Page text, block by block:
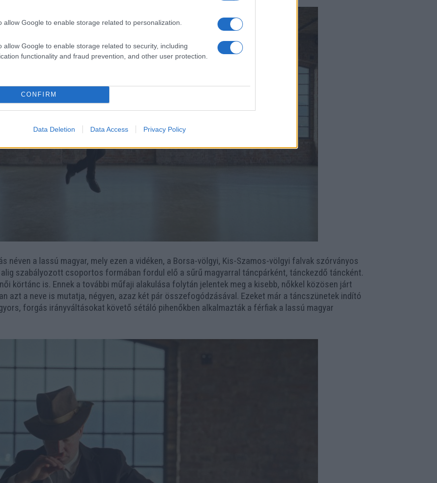
allow Google to enable storage related to personalization.
allow Google to enable storage related to security, including
functionality and fraud prevention, and other user protection.
CONFIRM
Data Deletion Data Access Privacy Policy
néven a lassú magyar, mely ezen a vidéken, a Borsa-völgyi, Kis-Szamos-völgyi falvak szórványos
szabályozott csoportos formában fordul elő a sűrű magyarral táncpárként, tánckezdő táncként.
körtánc is. Ennek a további műfaji alakulása folytán jelentek meg a kisebb, nőkkel közösen járt
azt a neve is mutatja, négyen, azaz két pár összefogódzásával. Ezeket már a táncszünetek indító
forgás irányváltásokat követő sétáló pihenőkben alkalmazták a férfiak a lassú magyar